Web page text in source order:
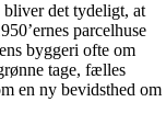
bliver det tydeligt, at
parcelhuse
byggeri ofte om
tage, fælles
en ny bevidsthed om